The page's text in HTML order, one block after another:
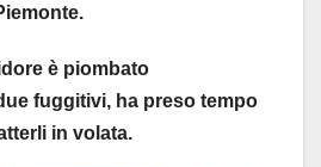
è piombato
fuggitivi, ha preso tempo
in volata.